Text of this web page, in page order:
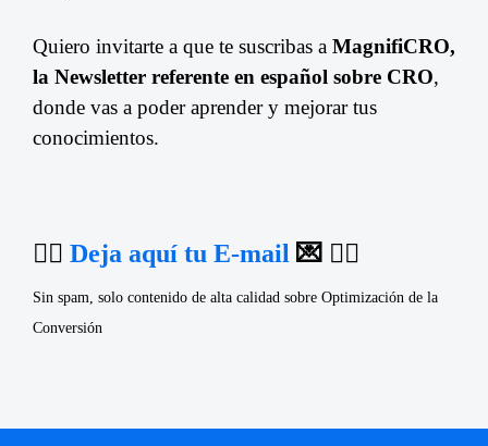
Quiero invitarte a que te suscribas a MagnifiCRO,
la Newsletter referente en español sobre CRO,
donde vas a poder aprender y mejorar tus
conocimientos.
👉🏼 Deja aquí tu E-mail 💌 👈🏼
Sin spam, solo contenido de alta calidad sobre Optimización de la
Conversión